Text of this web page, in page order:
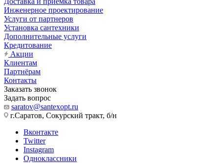
Инженерное проектирование
Услуги от партнеров
Установка сантехники
Дополнительные услуги
Кредитование
Акции
Клиентам
Партнёрам
Контакты
Заказать звонок
Задать вопрос
saratov@santexopt.ru
г.Саратов, Сокурский тракт, б/н
Вконтакте
Twitter
Instagram
Одноклассники